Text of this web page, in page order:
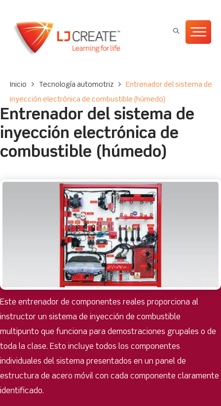
Inicio > Tecnología automotriz > Entrenador del sistema de
inyección electrónica de combustible (húmedo)
Entrenador del sistema de
inyección electrónica de
combustible (húmedo)
Este entrenador de componentes reales proporciona al
instructor un sistema de inyección de combustible
multipunto que funciona para demostraciones grupales o de
toda la clase. Esto incluye todos los componentes
individuales del sistema presentados en un panel de
estructura de acero móvil con cada componente claramente
identificado.